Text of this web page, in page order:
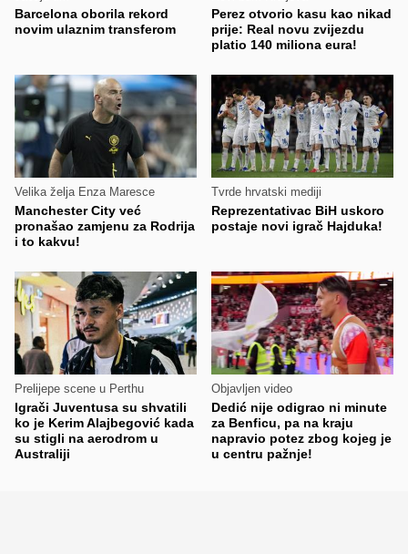
Barcelona oborila rekord
novim ulaznim transferom
Perez otvorio kasu kao nikad
prije: Real novu zvijezdu
platio 140 miliona eura!
Velika želja Enza Maresce
Manchester City već
pronašao zamjenu za Rodrija
i to kakvu!
Tvrde hrvatski mediji
Reprezentativac BiH uskoro
postaje novi igrač Hajduka!
Prelijepe scene u Perthu
Igrači Juventusa su shvatili
ko je Kerim Alajbegović kada
su stigli na aerodrom u
Australiji
Objavljen video
Dedić nije odigrao ni minute
za Benficu, pa na kraju
napravio potez zbog kojeg je
u centru pažnje!